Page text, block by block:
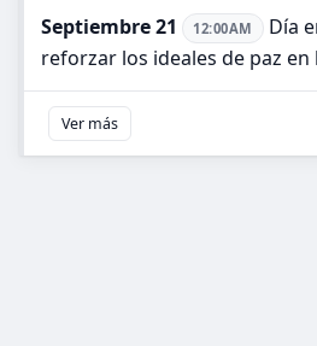
Septiembre 21 12:00AM
Día
reforzar los ideales de paz
Ver más